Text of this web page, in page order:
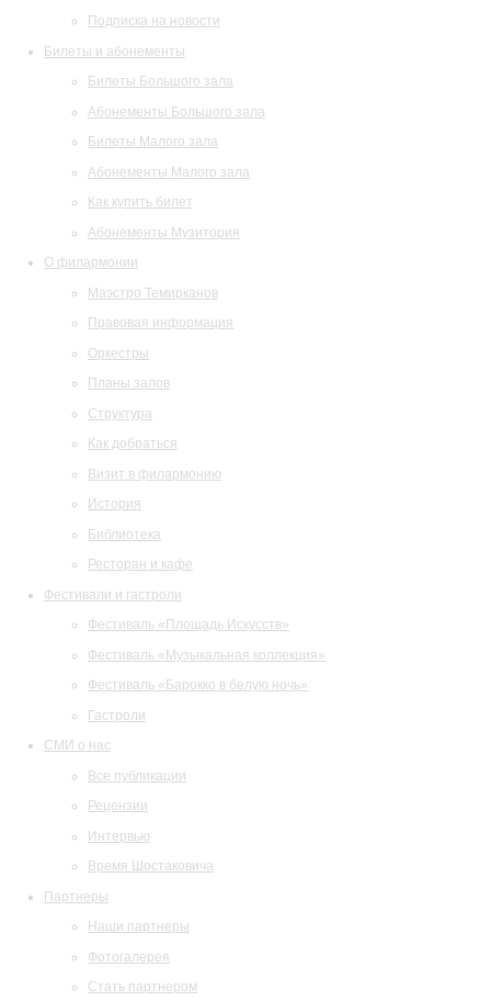
Подписка на новости
Билеты и абонементы
Билеты Большого зала
Абонементы Большого зала
Билеты Малого зала
Абонементы Малого зала
Как купить билет
Абонементы Музитория
О филармонии
Маэстро Темирканов
Правовая информация
Оркестры
Планы залов
Структура
Как добраться
Визит в филармонию
История
Библиотека
Ресторан и кафе
Фестивали и гастроли
Фестиваль «Площадь Искусств»
Фестиваль «Музыкальная коллекция»
Фестиваль «Барокко в белую ночь»
Гастроли
СМИ о нас
Все публикации
Рецензии
Интервью
Время Шостаковича
Партнеры
Наши партнеры
Фотогалерея
Стать партнером